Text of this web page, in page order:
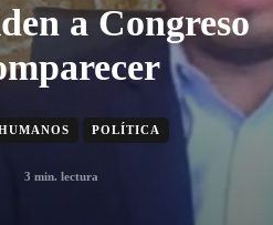
a Congreso
POLÍTICA
3 min. lectura